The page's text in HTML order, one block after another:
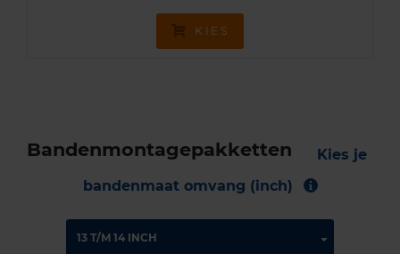
KIES
Bandenmontagepakketten
Kies je
bandenmaat omvang (inch)